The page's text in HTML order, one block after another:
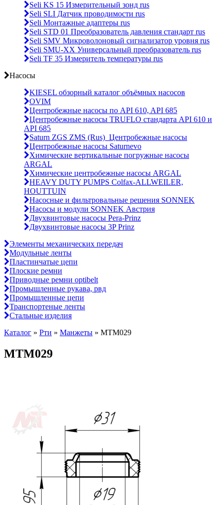
Seli KS 15 Измерительный зонд rus
Seli SLI Датчик проводимости rus
Seli Монтажные адаптеры rus
Seli STD 01 Преобразователь давления стандарт rus
Seli SMV Микроволоновый сигнализатор уровня rus
Seli SMU-ХХ Универсальный преобразователь rus
Seli TF 35 Измеритель температуры rus
Насосы
KIESEL обзорный каталог объёмных насосов
OVIM
Центробежные насосы по API 610, API 685
Центробежные насосы TRUFLO стандарта API 610 и
API 685
Saturn ZGS ZMS (Rus)_Центробежные насосы
Центробежные насосы Saturnevo
Химические вертикальные погружные насосы
ARGAL
Химические центробежные насосы ARGAL
HEAVY DUTY PUMPS Colfax-ALLWEILER,
HOUTTUIN
Насосные и фильтровальные решения SONNEK
Насосы и модули SONNEK Австрия
Двухвинтовые насосы Pera-Prinz
Двухвинтовые насосы 3P Prinz
Элементы механических передач
Модульные ленты
Пластинчатые цепи
Плоские ремни
Приводные ремни optibelt
Промышленные рукава, рвд
Промышленные цепи
Транспортеные ленты
Стальные изделия
Каталог » Рти » Манжеты » МТМ029
МТМ029